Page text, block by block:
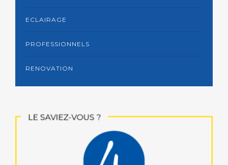
ECLAIRAGE
PROFESSIONNELS
RENOVATION